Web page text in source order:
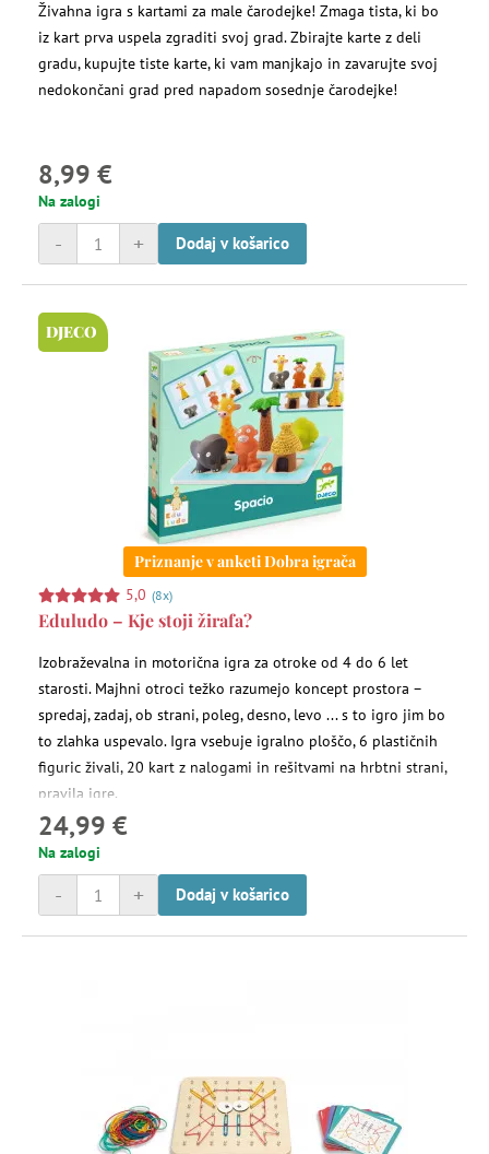
Živahna igra s kartami za male čarodejke! Zmaga tista, ki bo
iz kart prva uspela zgraditi svoj grad. Zbirajte karte z deli
gradu, kupujte tiste karte, ki vam manjkajo in zavarujte svoj
nedokončani grad pred napadom sosednje čarodejke!
8,99 €
Na zalogi
+
- Dodaj v košarico
DJECO
Priznanje v anketi Dobra igrača
5,0 (8x)
Eduludo – Kje stoji žirafa?
Izobraževalna in motorična igra za otroke od 4 do 6 let
starosti. Majhni otroci težko razumejo koncept prostora –
spredaj, zadaj, ob strani, poleg, desno, levo ... s to igro jim bo
to zlahka uspevalo. Igra vsebuje igralno ploščo, 6 plastičnih
figuric živali, 20 kart z nalogami in rešitvami na hrbtni strani,
pravila igre.
24,99 €
Na zalogi
+
- Dodaj v košarico